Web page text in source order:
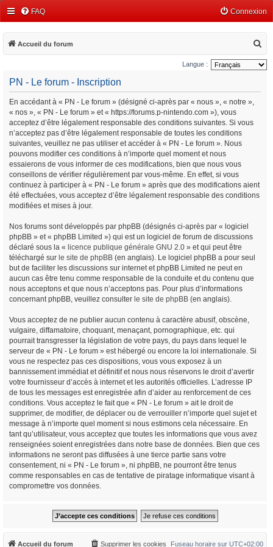
FAQ Connexion
Accueil du forum
e
c
Langue :
PN - Le forum - Inscription
En accédant à « PN - Le forum » (désigné ci-après par « nous », « notre »,
« nos », « PN - Le forum » et « https://forums.p-nintendo.com »), vous
acceptez d’être légalement responsable des conditions suivantes. Si vous
n’acceptez pas d’être légalement responsable de toutes les conditions
suivantes, veuillez ne pas utiliser et accéder à « PN - Le forum ». Nous
pouvons modifier ces conditions à n’importe quel moment et nous
essaierons de vous informer de ces modifications, bien que nous vous
conseillons de vérifier régulièrement par vous-même. En effet, si vous
continuez à participer à « PN - Le forum » après que des modifications aient
été effectuées, vous acceptez d’être légalement responsable des conditions
modifiées et mises à jour.
Nos forums sont développés par phpBB (désignés ci-après par « logiciel
phpBB » et « phpBB Limited ») qui est un logiciel de forum de discussions
déclaré sous la « licence publique générale GNU 2.0 » et qui peut être
téléchargé sur le site de phpBB (en anglais). Le logiciel phpBB a pour seul
but de faciliter les discussions sur internet et phpBB Limited ne peut en
aucun cas être tenu comme responsable de la conduite et du contenu que
nous acceptons et que nous n’acceptons pas. Pour plus d’informations
concernant phpBB, veuillez consulter le site de phpBB (en anglais).
Vous acceptez de ne publier aucun contenu à caractère abusif, obscène,
vulgaire, diffamatoire, choquant, menaçant, pornographique, etc. qui
pourrait transgresser la législation de votre pays, du pays dans lequel le
serveur de « PN - Le forum » est hébergé ou encore la loi internationale. Si
vous ne respectez pas ces dispositions, vous vous exposez à un
bannissement immédiat et définitif et nous nous réservons le droit d’avertir
votre fournisseur d’accès à internet et les autorités officielles. L’adresse IP
de tous les messages est enregistrée afin d’aider au renforcement de ces
conditions. Vous acceptez le fait que « PN - Le forum » ait le droit de
supprimer, de modifier, de déplacer ou de verrouiller n’importe quel sujet et
message à n’importe quel moment si nous estimons cela nécessaire. En
tant qu’utilisateur, vous acceptez que toutes les informations que vous avez
renseignées soient enregistrées dans notre base de données. Bien que ces
informations ne seront pas diffusées à une tierce partie sans votre
consentement, ni « PN - Le forum », ni phpBB, ne pourront être tenus
comme responsables en cas de tentative de piratage informatique visant à
compromettre vos données.
Accueil du forum Fuseau horaire sur UTC+02:00
Supprimer les cookies